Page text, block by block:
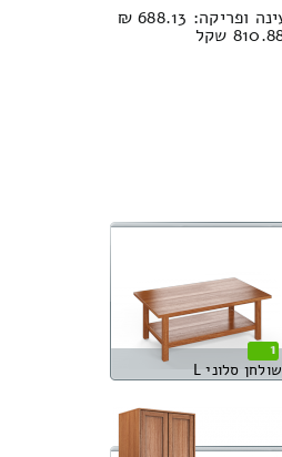
1
שולחן סלוני L